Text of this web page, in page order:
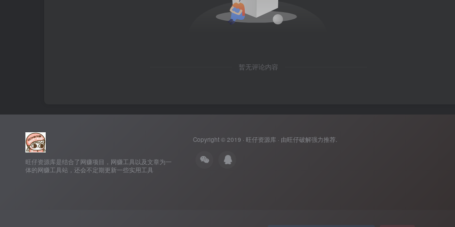
暂无评论内容
旺仔资源库是结合了网赚项目，网赚工具以及文章为一
体的网赚工具站，还会不定期更新一些实用工具
Copyright © 2019 · 旺仔资源库 · 由旺仔破解强力推荐.